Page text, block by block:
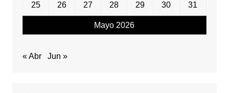
Mayo 2026
25 26 27 28 29 30 31
« Abr Jun »